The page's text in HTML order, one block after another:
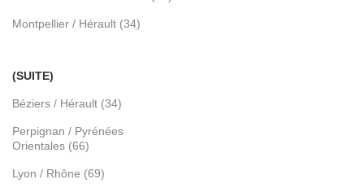
Montpellier / Hérault (34)
(SUITE)
Béziers / Hérault (34)
Perpignan / Pyrénées
Orientales (66)
Lyon / Rhône (69)